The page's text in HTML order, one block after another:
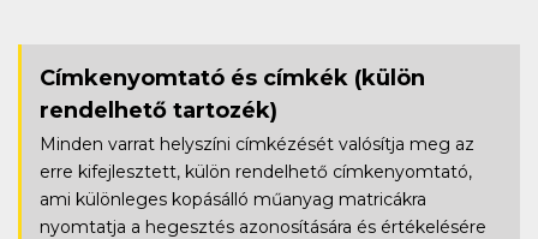
Címkenyomtató és címkék (külön
rendelhető tartozék)
Minden varrat helyszíni címkézését valósítja meg az
erre kifejlesztett, külön rendelhető címkenyomtató,
ami különleges kopásálló műanyag matricákra
nyomtatja a hegesztés azonosítására és értékelésére